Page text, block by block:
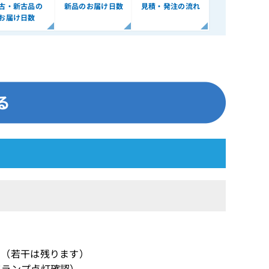
・新古品の
届け日数
新品のお届け日数 見積・発注の流れ
干は残ります）